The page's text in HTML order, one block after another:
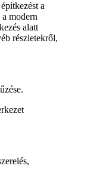
a
a modern
alatt
részletekről,